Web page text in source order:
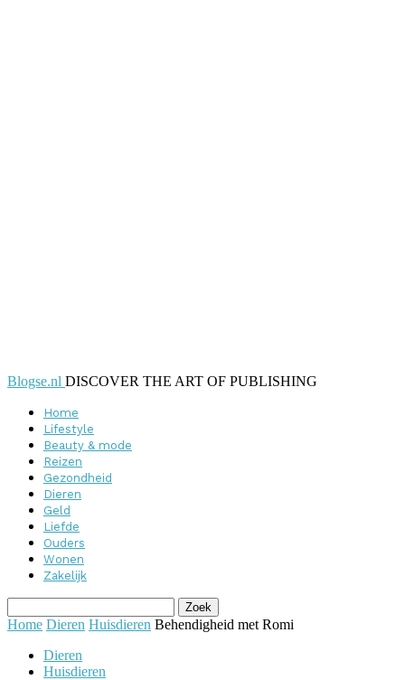
Blogse.nl DISCOVER THE ART OF PUBLISHING
Home
Lifestyle
Beauty & mode
Reizen
Gezondheid
Dieren
Geld
Liefde
Ouders
Wonen
Zakelijk
Home Dieren Huisdieren Behendigheid met Romi
Dieren
Huisdieren